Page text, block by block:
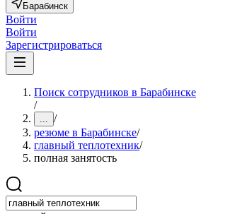
Барабинск
Войти
Войти
Зарегистрироваться
Поиск сотрудников в Барабинске
/
... /
резюме в Барабинске/
главный теплотехник/
полная занятость